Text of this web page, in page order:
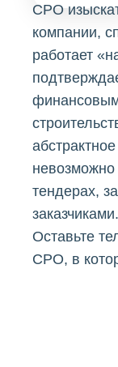
СРО
компании,
работает
невозможно
тендерах,
заказчиками.
Оставьте
СРО, в